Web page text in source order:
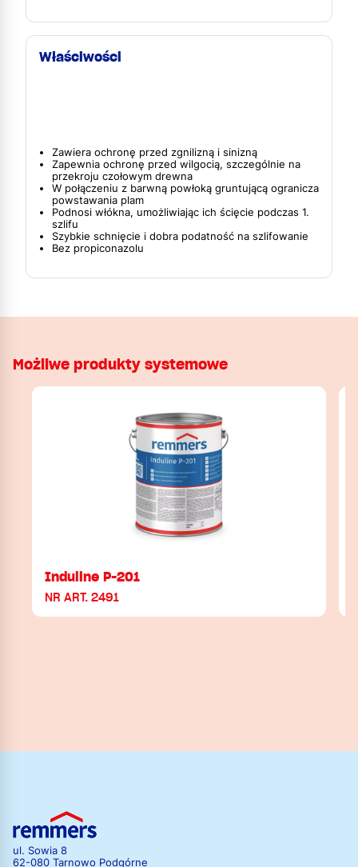
Właściwości
Zawiera ochronę przed zgnilizną i sinizną
Zapewnia ochronę przed wilgocią, szczególnie na
przekroju czołowym drewna
W połączeniu z barwną powłoką gruntującą ogranicza
powstawania plam
Podnosi włókna, umożliwiając ich ścięcie podczas 1.
szlifu
Szybkie schnięcie i dobra podatność na szlifowanie
Bez propiconazolu
Możliwe produkty systemowe
Induline P-201
NR ART. 2491
ul. Sowia 8
62-080 Tarnowo Podgórne